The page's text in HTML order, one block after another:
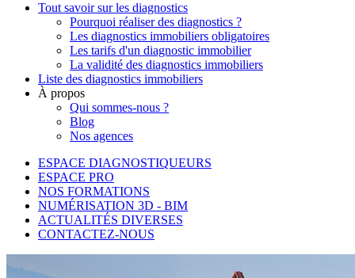
Tout savoir sur les diagnostics
Pourquoi réaliser des diagnostics ?
Les diagnostics immobiliers obligatoires
Les tarifs d'un diagnostic immobilier
La validité des diagnostics immobiliers
Liste des diagnostics immobiliers
À propos
Qui sommes-nous ?
Blog
Nos agences
ESPACE DIAGNOSTIQUEURS
ESPACE PRO
NOS FORMATIONS
NUMÉRISATION 3D - BIM
ACTUALITÉS DIVERSES
CONTACTEZ-NOUS